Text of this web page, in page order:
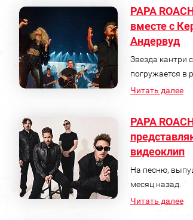
PAPA
вместе с
Андервуд
Звезда кантри
погружается в
Читать далее
PAPA
видеоклип
На песню,
месяц назад.
Читать далее